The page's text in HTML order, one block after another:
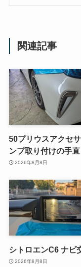
関連記事
50プリウスアクセ
ンプ取り付けの手直
2026年8月8日
シトロエンC6 ナビ
2026年8月8日